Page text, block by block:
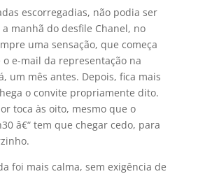
escorregadias, não podia ser
manhã do desfile Chanel, no
uma sensação, que começa
e-mail da representação na
um mês antes. Depois, fica mais
o convite propriamente dito.
toca às oito, mesmo que o
â€“ tem que chegar cedo, para
foi mais calma, sem exigência de